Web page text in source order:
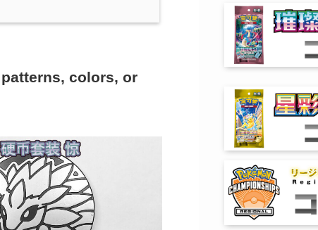
patterns, colors, or